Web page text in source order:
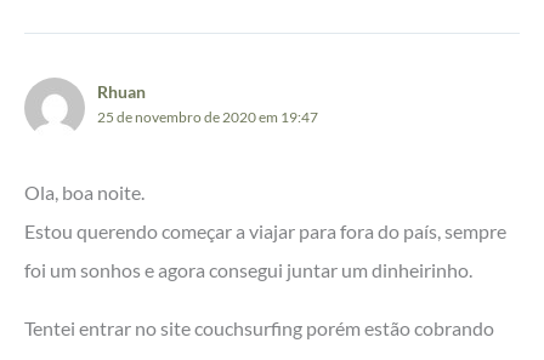
Rhuan
25 de novembro de 2020 em 19:47
Ola, boa noite.
Estou querendo começar a viajar para fora do país, sempre
foi um sonhos e agora consegui juntar um dinheirinho.
Tentei entrar no site couchsurfing porém estão cobrando